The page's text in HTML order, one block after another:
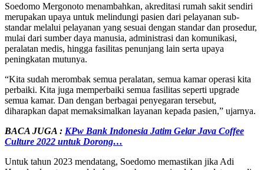
Soedomo Mergonoto menambahkan, akreditasi rumah sakit sendiri
merupakan upaya untuk melindungi pasien dari pelayanan sub-
standar melalui pelayanan yang sesuai dengan standar dan prosedur,
mulai dari sumber daya manusia, administrasi dan komunikasi,
peralatan medis, hingga fasilitas penunjang lain serta upaya
peningkatan mutunya.
“Kita sudah merombak semua peralatan, semua kamar operasi kita
perbaiki. Kita juga memperbaiki semua fasilitas seperti upgrade
semua kamar. Dan dengan berbagai penyegaran tersebut,
diharapkan dapat memaksimalkan layanan kepada pasien,” ujarnya.
BACA JUGA : KPw Bank Indonesia Jatim Gelar Java Coffee
Culture 2022 untuk Dorong…
Untuk tahun 2023 mendatang, Soedomo memastikan jika Adi